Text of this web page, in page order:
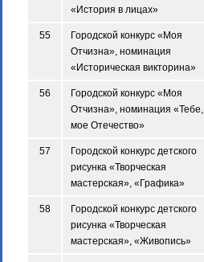
«История в лицах»
55
Городской конкурс «Моя
Отчизна», номинация
«Историческая викторина»
56
Городской конкурс «Моя
Отчизна», номинация «Тебе,
мое Отечество»
57
Городской конкурс детского
рисунка «Творческая
мастерская», «Графика»
58
Городской конкурс детского
рисунка «Творческая
мастерская», «Живопись»